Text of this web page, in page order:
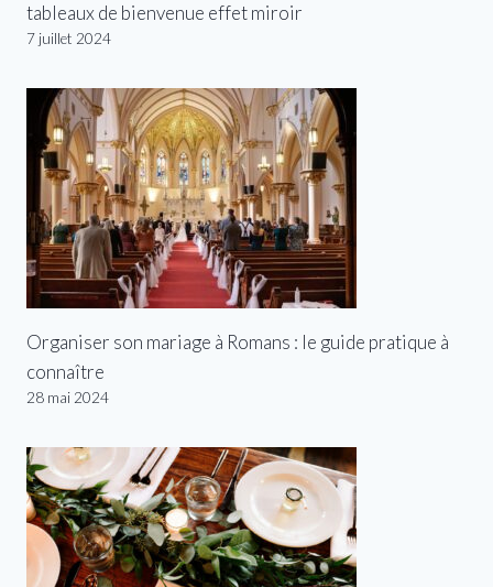
tableaux de bienvenue effet miroir
7 juillet 2024
Organiser son mariage à Romans : le guide pratique à
connaître
28 mai 2024